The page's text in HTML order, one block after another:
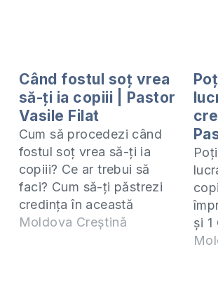
Când fostul soț vrea
să-ți ia copiii | Pastor
Vasile Filat
Cum să procedezi când
fostul soț vrea să-ți ia
copiii? Ce ar trebui să
faci? Cum să-ți păstrezi
credința în această
situație? Te invit să
Moldova Creștină
și 1
îl